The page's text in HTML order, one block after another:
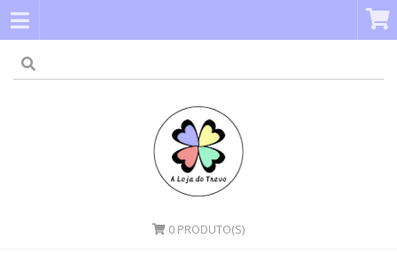
0 PRODUTO(S)